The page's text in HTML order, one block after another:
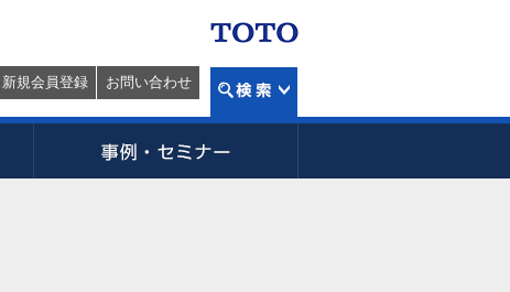
新規会員登録 お問い合わせ